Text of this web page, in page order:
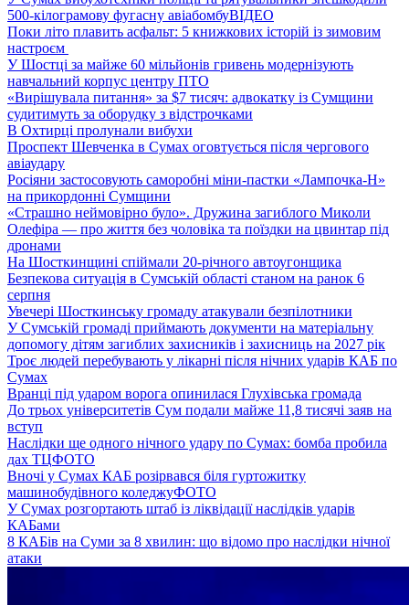
500-кілограмову фугасну авіабомбуВІДЕО
Поки літо плавить асфальт: 5 книжкових історій із зимовим
настроєм
У Шостці за майже 60 мільйонів гривень модернізують
навчальний корпус центру ПТО
«Вирішувала питання» за $7 тисяч: адвокатку із Сумщини
судитимуть за оборудку з відстрочками
В Охтирці пролунали вибухи
Проспект Шевченка в Сумах оговтується після чергового
авіаудару
Росіяни застосовують саморобні міни-пастки «Лампочка-Н»
на прикордонні Сумщини
«Страшно неймовірно було». Дружина загиблого Миколи
Олефіра — про життя без чоловіка та поїздки на цвинтар під
дронами
На Шосткинщині спіймали 20-річного автоугонщика
Безпекова ситуація в Сумській області станом на ранок 6
серпня
Увечері Шосткинську громаду атакували безпілотники
У Сумській громаді приймають документи на матеріальну
допомогу дітям загиблих захисників і захисниць на 2027 рік
Троє людей перебувають у лікарні після нічних ударів КАБ по
Сумах
Вранці під ударом ворога опинилася Глухівська громада
До трьох університетів Сум подали майже 11,8 тисячі заяв на
вступ
Наслідки ще одного нічного удару по Сумах: бомба пробила
дах ТЦФОТО
Вночі у Сумах КАБ розірвався біля гуртожитку
машинобудівного коледжуФОТО
У Сумах розгортають штаб із ліквідації наслідків ударів
КАБами
8 КАБів на Суми за 8 хвилин: що відомо про наслідки нічної
атаки